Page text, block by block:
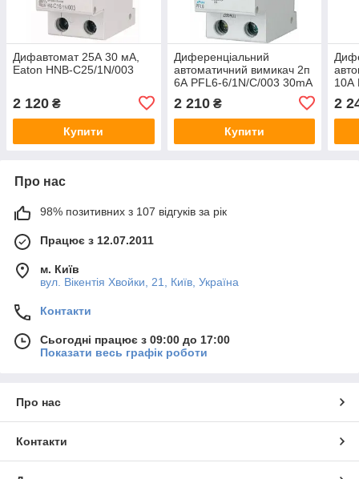
Дифавтомат 25А 30 мА,
Eaton HNB-C25/1N/003
2 120 ₴
Купити
Диференціальний
автоматичний вимикач 2п
6А PFL6-6/1N/C/003 30mA
2 210₴
Купити
10А
2
Про нас
98% позитивних з 107 відгуків за рік
Працює з 12.07.2011
м. Київ
вул. Вікентія Хвойки, 21, Київ, Україна
Контакти
Сьогодні працює з 09:00 до 17:00
Показати весь графік роботи
Про нас
Контакти